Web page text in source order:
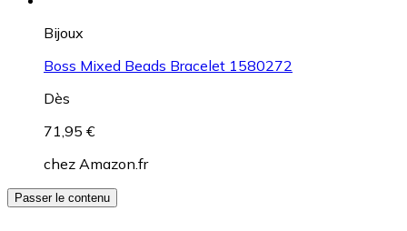
Bijoux
Boss Mixed Beads Bracelet 1580272
Dès
71,95 €
chez Amazon.fr
Passer le contenu